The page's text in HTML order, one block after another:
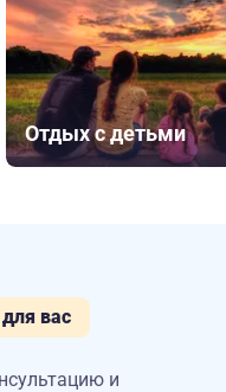
Отдых с детьми
вас
и